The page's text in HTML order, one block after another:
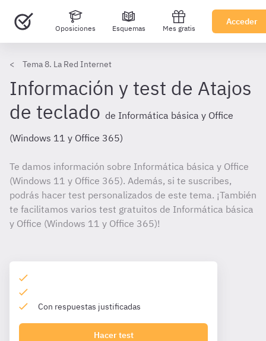
Oposiciones Esquemas Mes gratis
Acceder
Tema 8. La Red Internet
Información y test de Atajos
de teclado de Informática básica y Office
(Windows 11 y Office 365)
Te damos información sobre Informática básica y Office
(Windows 11 y Office 365). Además, si te suscribes,
podrás hacer test personalizados de este tema. ¡También
te facilitamos varios test gratuitos de Informática básica
y Office (Windows 11 y Office 365)!
Con respuestas justificadas
Hacer test